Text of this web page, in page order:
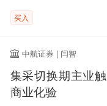
买入
中航证券 | 闫智
集采切换期主业
商业化验